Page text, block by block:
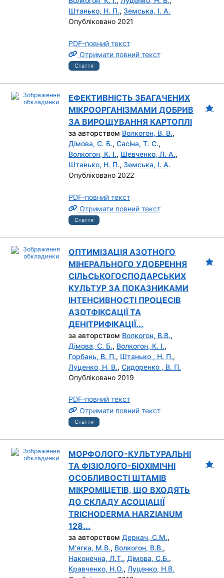
Штанько, Н. П., Земська, І. А.
Опубліковано 2021
PDF-повний текст
Отримати повний текст
Стаття
ЕФЕКТИВНІСТЬ ЗБАГАЧЕНИХ
МІКРООРГАНІЗМАМИ ДОБРИВ
ЗА ВИРОЩУВАННЯ КАРТОПЛІ
за авторством Волкогон, В. В.,
Дімова, С. Б., Сасіна, Т. С.,
Волкогон, К. І., Шевченко, Л. А.,
Штанько, Н. П., Земська, І. А.
Опубліковано 2022
PDF-повний текст
Отримати повний текст
Стаття
ОПТИМІЗАЦІЯ АЗОТНОГО
МІНЕРАЛЬНОГО УДОБРЕННЯ
СІЛЬСЬКОГОСПОДАРСЬКИХ
КУЛЬТУР ЗА ПОКАЗНИКАМИ
ІНТЕНСИВНОСТІ ПРОЦЕСІВ
АЗОТФІКСАЦІЇ ТА
ДЕНІТРИФІКАЦІЇ...
за авторством Волкогон, В.В.,
Дімова, С. Б., Волкогон, К. І.,
Горбань, В. П., Штанько , Н. П.,
Луценко, Н. В., Сидоренко , В. П.
Опубліковано 2019
PDF-повний текст
Отримати повний текст
Стаття
МОРФОЛОГО-КУЛЬТУРАЛЬНІ
ТА ФІЗІОЛОГО-БІОХІМІЧНІ
ОСОБЛИВОСТІ ШТАМІВ
МІКРОМІЦЕТІВ, ЩО ВХОДЯТЬ
ДО СКЛАДУ АСОЦІАЦІЇ
TRICHODERMА HARZIANUM
128...
за авторством Деркач, С.М.,
М’ягка, М.В., Волкогон, В.В.,
Наконечна, Л.Т., Дімова, С.Б.,
Кравченко, Н.О., Луценко, Н.В.